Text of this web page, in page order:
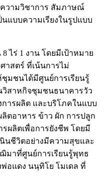
ความวิชาการ สัมภาษณ์
นแบบความเรียงในรูปแบบ
ไร่ 1 งาน โดยมีเป้าหมาย
าสตร์ ที่เน้นการไม่
ชุมชนได้มีศูนย์การเรียนรู้
วิสาหกิจชุมชนธนาคารวัว
การผลิต และบริโภคในแบบ
ตอาหาร ข้าว ผัก การปลูก
ผลิตเพื่อการยังชีพ โดยมี
นชีวิตอย่างมีความสุขและ
มาที่ศูนย์การเรียนรู้พุทธ
อแดง นนฺทิโย โมเดล ที่